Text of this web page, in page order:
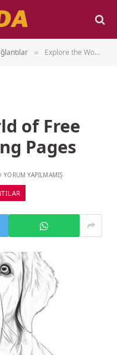
» Explore the World of Free Printable Coloring Pages
of Free
Pages
YORUM YAPILMAMIŞ